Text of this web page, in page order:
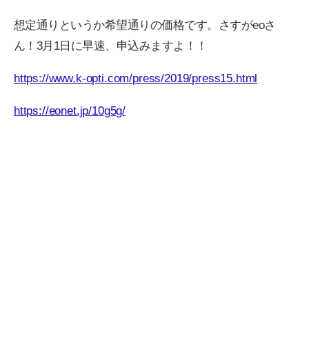
想定通りというか希望通りの価格です。さすがeoさ
ん！3月1日に早速、申込みますよ！！
https://www.k-opti.com/press/2019/press15.html
https://eonet.jp/10g5g/